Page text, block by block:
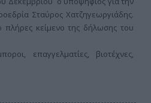
Σταύρος Χατζηγεωργιάδης.
πλήρες κείμενο της δήλωσης του
επαγγελματίες, βιοτέχνες,